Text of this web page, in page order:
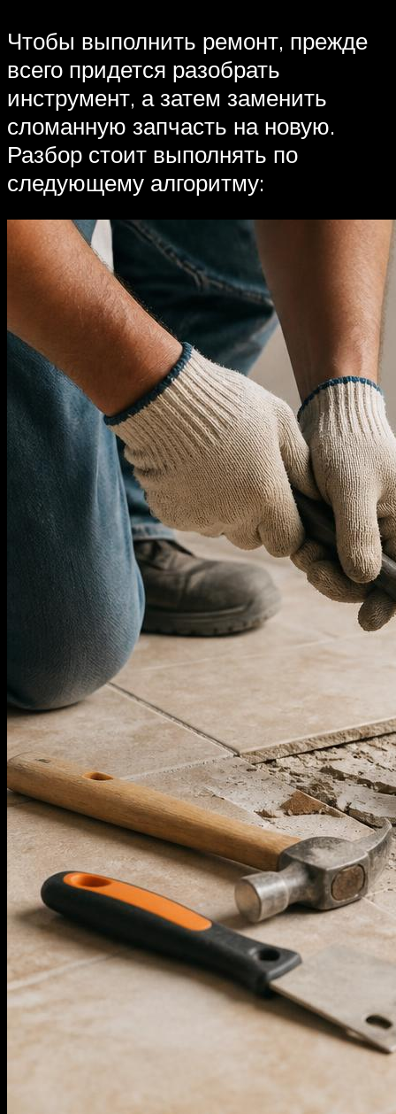
Чтобы выполнить ремонт, прежде
всего придется разобрать
инструмент, а затем заменить
сломанную запчасть на новую.
Разбор стоит выполнять по
следующему алгоритму: